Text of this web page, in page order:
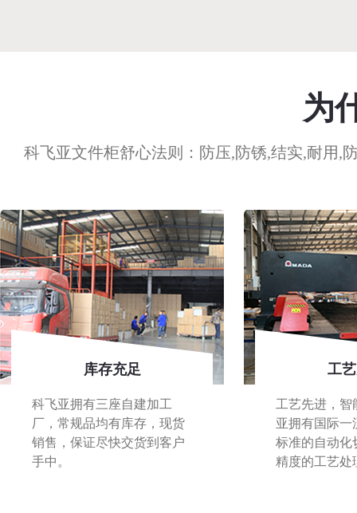
为
科飞亚文件柜舒心法则：防压,防锈,结实,耐用,
库存充足
科飞亚拥有三座自建加工
厂，常规品均有库存，现货
销售，保证尽快交货到客户
手中。
工
工艺先进，智
亚拥有国际一
标准的自动化
精度的工艺处